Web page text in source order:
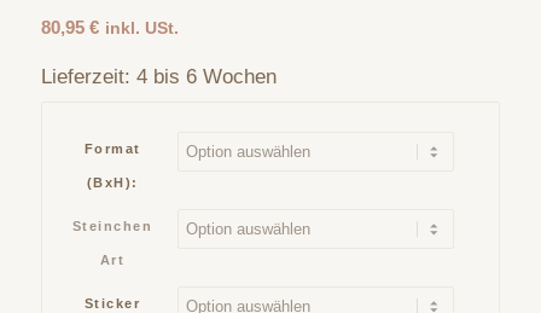
80,95 € inkl. USt.
Lieferzeit: 4 bis 6 Wochen
Format
(BxH):
Steinchen
Art
Sticker